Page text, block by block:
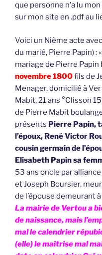
que personne n’a lu
sur mon site en .pdf au
Voici un Nième acte
du marié, Pierre Papin) :
mariage de Pierre Papin
novembre 1800fils de
Menager, domicilié à
Mabit, 21 ans °Clisson
de Pierre Mabit
présents Pierre Papin,
l’époux, René Victor
cousin germain de
Elisabeth Papin sa
53 ans oncle par
et Joseph Boursier,
de l’épouse demeurant
La mairie de Vertou a
de naissance, mais
mal le calendrier
(elle) le maîtrise mal